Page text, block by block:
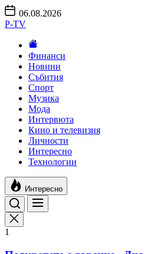
Skip
to
the
content
06.08.2026
P-TV
Финанси
Новини
Събития
Спорт
Музика
Мода
Интервюта
Кино и телевизия
Личности
Интересно
Технологии
Интересно
1